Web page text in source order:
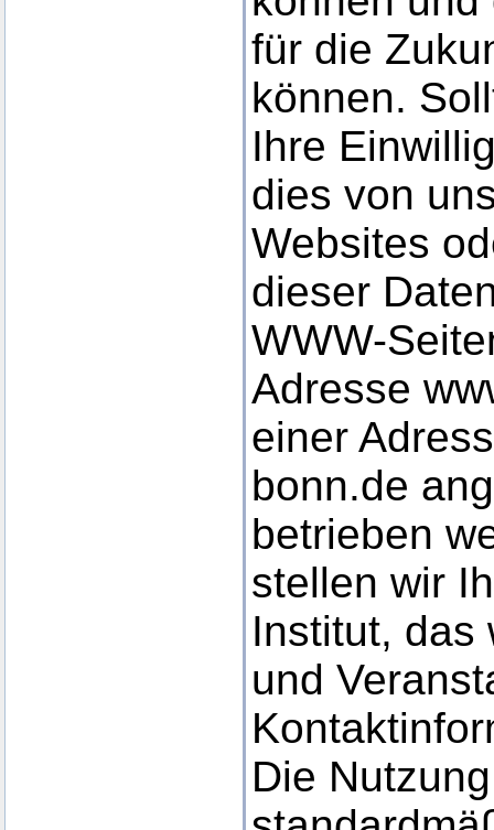
für die
können.
Ihre
dies von
Websites
dieser
WWW-
Adresse
einer
bonn.de
betrieben
stellen wir
Institut, das
und
Die